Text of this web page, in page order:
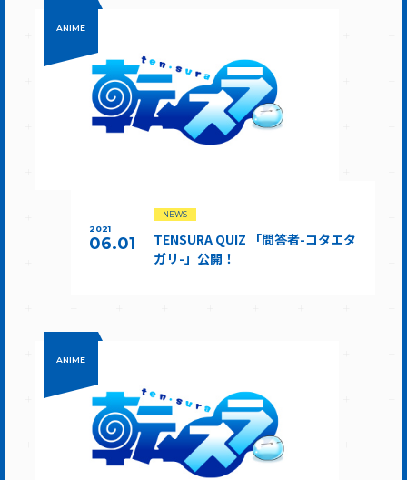
ANIME
2021
06.01
NEWS
TENSURA QUIZ 「問答者-コタエタ
ガリ-」公開！
ANIME